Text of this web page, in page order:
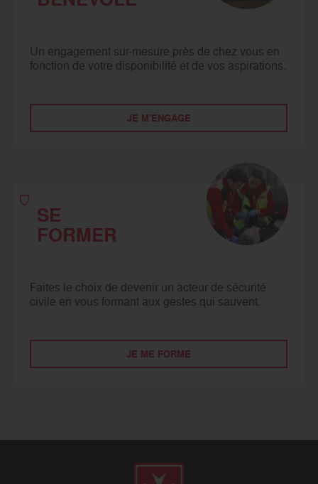
Un engagement sur-mesure près de chez vous en
fonction de votre disponibilité et de vos aspirations.
JE M'ENGAGE
SE
FORMER
Faites le choix de devenir un acteur de sécurité
civile en vous formant aux gestes qui sauvent.
JE ME FORME